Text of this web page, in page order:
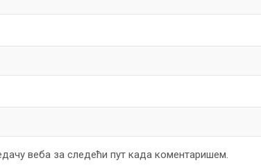
веба за следећи пут када коментаришем.